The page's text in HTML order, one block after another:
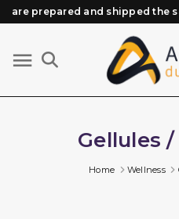
are prepared and shipped the
Need help? Check out our FAQ
Free delivery from 89€
Orders placed before 3 PM
Gellules
Home Wellness